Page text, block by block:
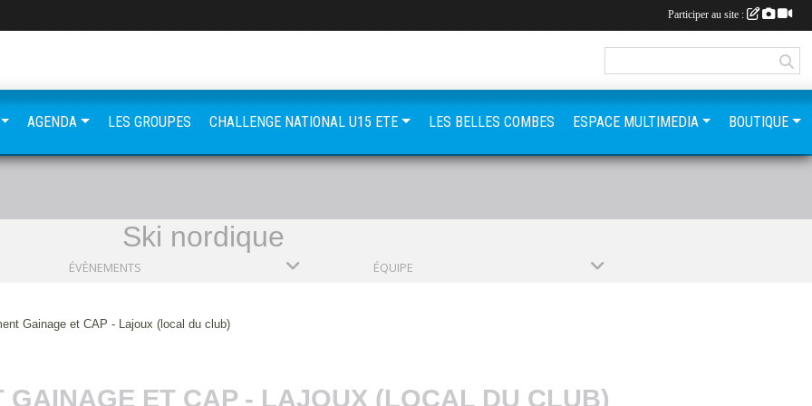
Ski nordique
ÉVÈNEMENTS ÉQUIPE
Gainage et CAP - Lajoux (local du club)
GAINAGE ET CAP - LAJOUX (LOCAL DU CLUB)
AGENDA LES GROUPES CHALLENGE NATIONAL U15 ETE LES BELLES COMBES ESPACE MULTIMEDIA BOUTIQUE
Participer au site :